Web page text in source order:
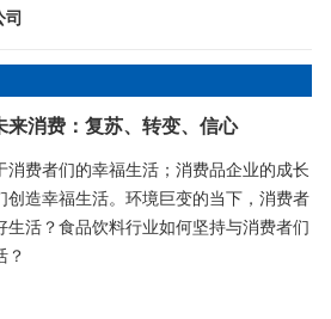
司
来消费：复苏、转变、信心
消费者们的幸福生活；消费品企业的成长
创造幸福生活。环境巨变的当下，消费者
生活？食品饮料行业如何坚持与消费者们
？